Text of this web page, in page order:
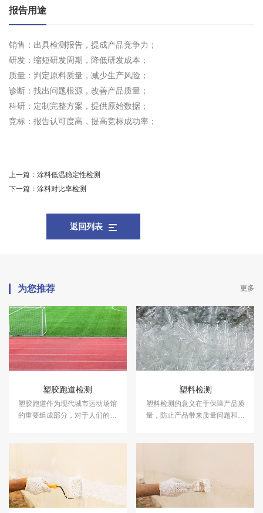
报告用途
销售：出具检测报告，提成产品竞争力；
研发：缩短研发周期，降低研发成本；
质量：判定原料质量，减少生产风险；
诊断：找出问题根源，改善产品质量；
科研：定制完整方案，提供原始数据；
竞标：报告认可度高，提高竞标成功率；
上一篇： 涂料低温稳定性检测
下一篇： 涂料对比率检测
返回列表
为您推荐 更多
塑胶跑道检测
塑胶跑道作为现代城市运动场馆
的重要组成部分，对于人们的健
塑料检测
塑料检测的意义在于保障产品质
量，防止产品带来质量问题和安